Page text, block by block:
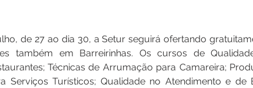
de 27 ao dia 30, a Setur seguirá ofertando
também em Barreirinhas. Os cursos de
Técnicas de Arrumação para Camareira;
Serviços Turísticos; Qualidade no Atendimento e de